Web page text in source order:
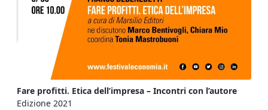
Fare profitti. Etica dell’impresa – Incontri con l’autore
Edizione 2021